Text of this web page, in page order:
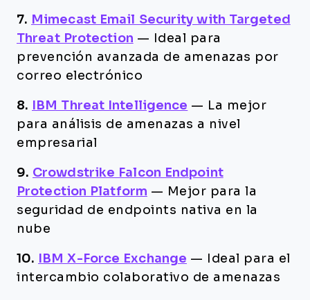
7. Mimecast Email Security with Targeted
Threat Protection —
Ideal para
prevención avanzada de amenazas por
correo electrónico
8. IBM Threat Intelligence — La mejor
para análisis de amenazas a nivel
empresarial
9. Crowdstrike Falcon Endpoint
Protection Platform — Mejor para la
seguridad de endpoints nativa en la
nube
10. IBM X-Force Exchange —
Ideal para el
intercambio colaborativo de amenazas